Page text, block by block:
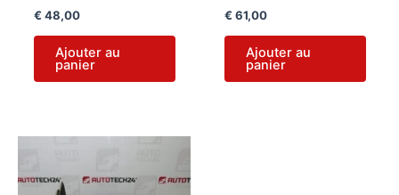
€ 48,00
Ajouter au
panier
€ 61,00
Ajouter au
panier